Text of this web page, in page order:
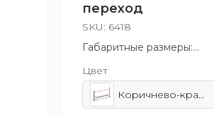
переход
SKU: 6418
Габаритные размеры:
Возрастная группа: от 5 до
10 лет
Цвет